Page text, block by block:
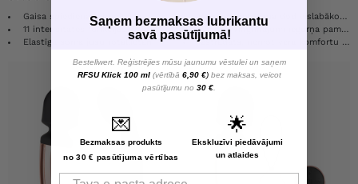
Gaisa spiediena tehnoloģija
11 intensitātes funkcijas
Elastīga soma jūsu rotaļlietām
Regulāra lietošana dod vislabāko rezultātu
Efektīvi vingrinājumi iegurņa pamatnes muskuļiem
Izstrādāts, ņemot vērā komfortu un dizainu
Saņem bezmaksas lubrikantu
savā pasūtījumā!
Bestellwert. Reģistrējies mūsu jaunumu vēstulei un saņem
RFSU Klick 100 ml(vērtībā 6,90 €)bez maksas, veicot
pasūtījumu no 30 €
💌
Bezmaksas produkts
no 30 € pasūtījuma vērtības
🌟
Ekskluzīvi piedāvājumi
un atlaides
Email